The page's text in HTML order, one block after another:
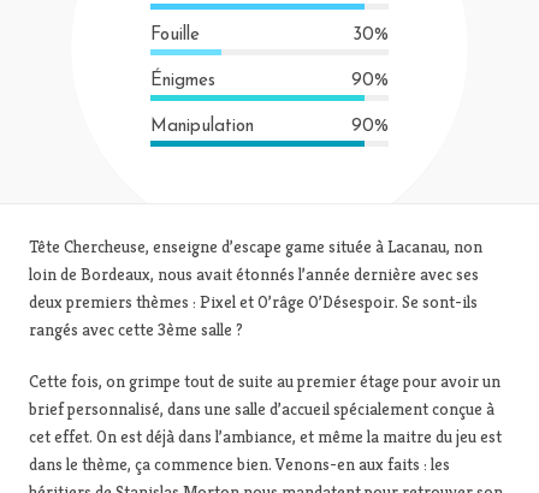
Fouille 30%
Énigmes 90%
Manipulation 90%
Tête Chercheuse, enseigne d’escape game située à Lacanau, non
loin de Bordeaux, nous avait étonnés l’année dernière avec ses
deux premiers thèmes : Pixel et O’râge O’Désespoir. Se sont-ils
rangés avec cette 3ème salle ?
Cette fois, on grimpe tout de suite au premier étage pour avoir un
brief personnalisé, dans une salle d’accueil spécialement conçue à
cet effet. On est déjà dans l’ambiance, et même la maitre du jeu est
dans le thème, ça commence bien. Venons-en aux faits : les